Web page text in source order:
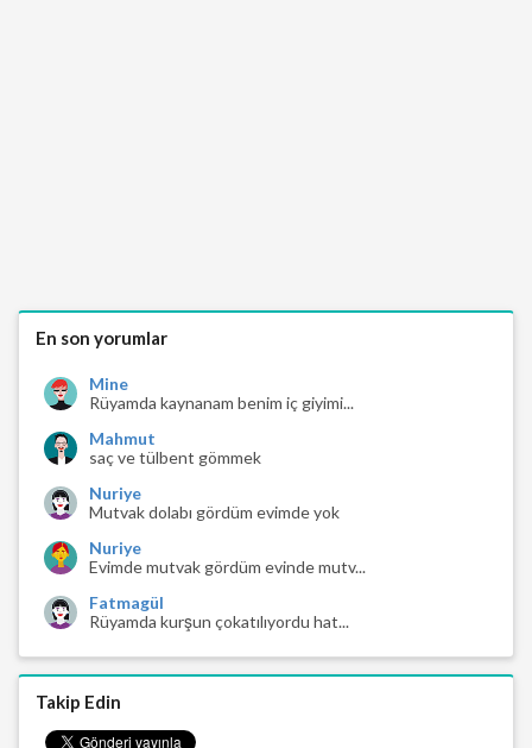
En son yorumlar
Mine
Rüyamda kaynanam benim iç giyimi...
Mahmut
saç ve tülbent gömmek
Nuriye
Mutvak dolabı gördüm evimde yok
Nuriye
Evimde mutvak gördüm evinde mutv...
Fatmagül
Rüyamda kurşun çokatılıyordu hat...
Takip Edin